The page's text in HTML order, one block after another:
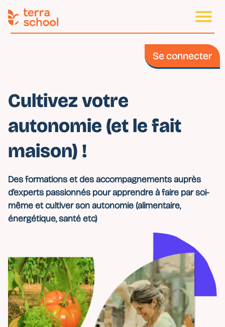
Se connecter
Cultivez votre
autonomie (et le fait
maison) !
Des formations et des accompagnements auprès
d’experts passionnés pour apprendre à faire par soi-
même et cultiver son autonomie (alimentaire,
énergétique, santé etc)